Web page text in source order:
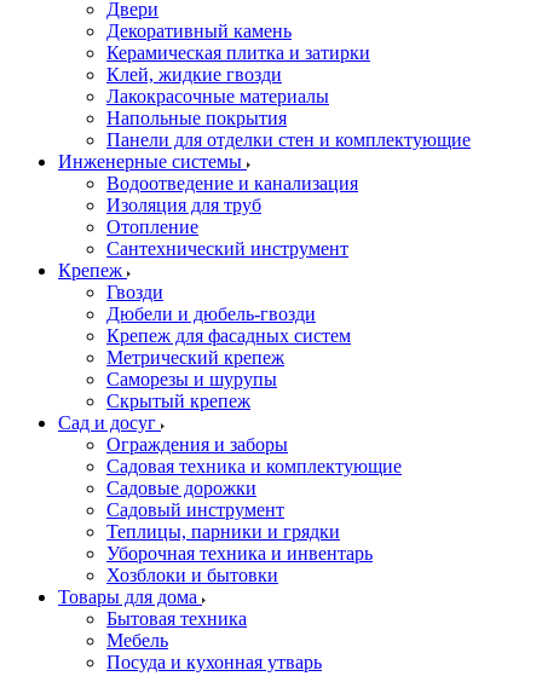
Двери
Декоративный камень
Керамическая плитка и затирки
Клей, жидкие гвозди
Лакокрасочные материалы
Напольные покрытия
Панели для отделки стен и комплектующие
Инженерные системы
Водоотведение и канализация
Изоляция для труб
Отопление
Сантехнический инструмент
Крепеж
Гвозди
Дюбели и дюбель-гвозди
Крепеж для фасадных систем
Метрический крепеж
Саморезы и шурупы
Скрытый крепеж
Сад и досуг
Ограждения и заборы
Садовая техника и комплектующие
Садовые дорожки
Садовый инструмент
Теплицы, парники и грядки
Уборочная техника и инвентарь
Хозблоки и бытовки
Товары для дома
Бытовая техника
Мебель
Посуда и кухонная утварь